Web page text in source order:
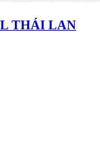
THÁI LAN